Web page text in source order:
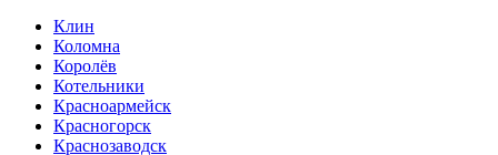
Клин
Коломна
Королёв
Котельники
Красноармейск
Красногорск
Краснозаводск